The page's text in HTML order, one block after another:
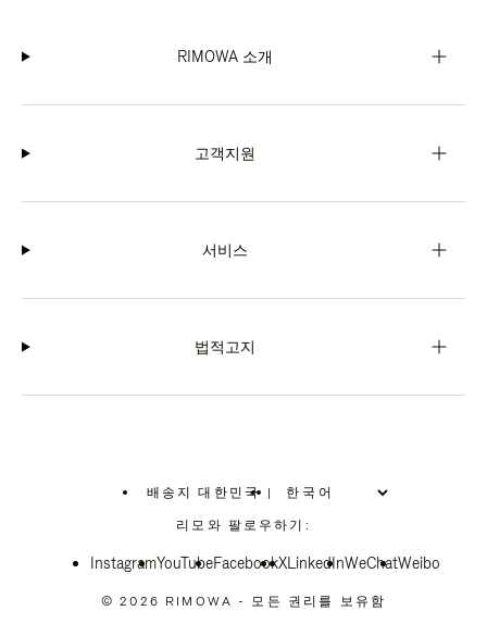
RIMOWA 소개
고객지원
서비스
법적고지
배송지 대한민국
위
치
선
십
|
리모와 팔로우하기:
InstagramYouTubeFacebookXLinkedInWeChatWeibo
© 2026 RIMOWA - 모든 권리를 보유함